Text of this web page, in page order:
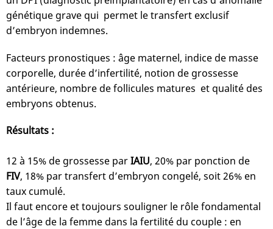
génétique grave qui permet le transfert exclusif
d’embryon indemnes.
Facteurs pronostiques : âge maternel, indice de masse
corporelle, durée d’infertilité, notion de grossesse
antérieure, nombre de follicules matures et qualité des
embryons obtenus.
Résultats :
12 à 15% de grossesse parIAIU, 20% par ponction de
FIV, 18% par transfert d’embryon congelé, soit 26% en
taux cumulé.
Il faut encore et toujours souligner le rôle fondamental
de l’âge de la femme dans la fertilité du couple : en